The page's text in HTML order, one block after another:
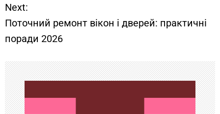
в
и
г
а
ц
Next:
Поточний ремонт вікон і дверей: практичні
поради 2026